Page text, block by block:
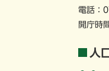
電話：
開庁時
人